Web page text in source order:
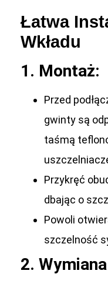
Łatwa
Wkładu
1. Montaż:
Przed
gwinty są
taśmą
Przykręć
dbając o
Powoli
szczelność
2.